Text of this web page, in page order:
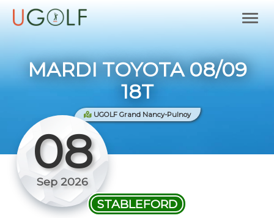
MARDI TOYOTA 08/09
18T
UGOLF Grand Nancy-Pulnoy
08
Sep 2026
STABLEFORD